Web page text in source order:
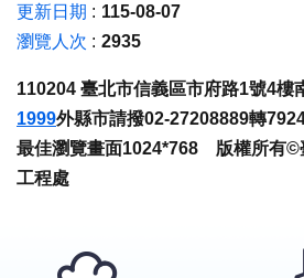
更新日期
115-08-07
瀏覽人次
2935
110204 臺北市信義區市府路1號4樓
1999外縣市請撥02-27208889轉
最佳瀏覽畫面1024*768 版權所有©
工程處